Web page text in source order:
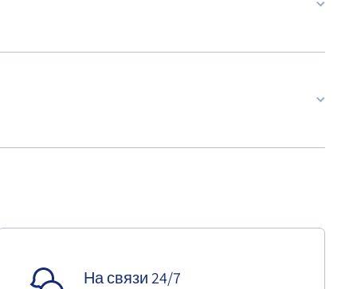
На связи 24/7